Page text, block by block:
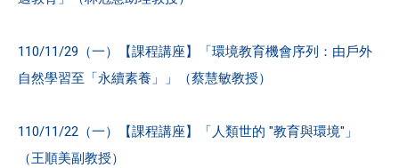
110/11/29（一）【課程講座】「環境教育機會序列：由戶外
自然學習至「永續素養」」（蔡慧敏教授）
110/11/22（一）【課程講座】「人類世的 "教育與環境"」
（王順美副教授）